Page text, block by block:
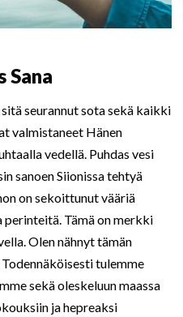
Sana
seurannut sota sekä kaikki
valmistaneet Hänen
vedellä. Puhdas vesi
sanoen Siionissa tehtyä
on sekoittunut vääriä
Tämä on merkki
Olen nähnyt tämän
tulemme
sekä oleskeluun maassa
ja hepreaksi